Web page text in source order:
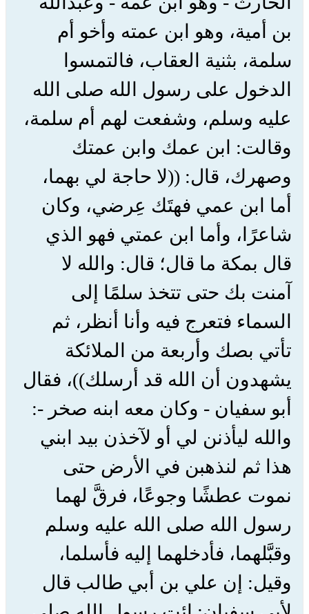
بن أمية، وهو ابن عمته وأخو أم
سلمة، بثنية العقاب، فالتمسوا
الدخول على رسول الله صلى الله
عليه وسلم، وشفعت لهم أم سلمة،
وقالت: ابن عمك وابن عمتك
وصهرك، قال: ((لا حاجة لي بهما،
أما ابن عمي فهتَك عِرضي، وكان
شاعرًا، وأما ابن عمتي فهو الذي
قال بمكة ما قال؛ قال: والله لا
آمنت بك حتى تتخذ سلمًا إلى
السماء فتعرج فيه وأنا أنظر، ثم
تأتي بصك وأربعة من الملائكة
يشهدون أن الله قد أرسلك))، فقال
أبو سفيان - وكان معه ابنه صخر -:
والله ليأذنن لي أو لآخذن بيد ابني
هذا ثم لنذهبن في الأرض حتى
نموت عطشًا وجوعًا، فرقَّ لهما
رسول الله صلى الله عليه وسلم
وقبَّلهما، فأدخلهما إليه فأسلما،
وقيل: إن علي بن أبي طالب قال